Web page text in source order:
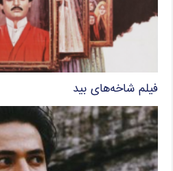
فیلم شاخه‌های بید